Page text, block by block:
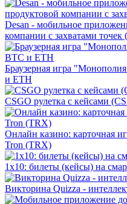
Desan - мобильное
компании с захватами точек
Браузерная игра
и ETH
CSGO рулетка с кейсами
Онлайн казино: карточная
Tron (TRX)
1x10: билеты (кейсы) на
Викторина Quizza -